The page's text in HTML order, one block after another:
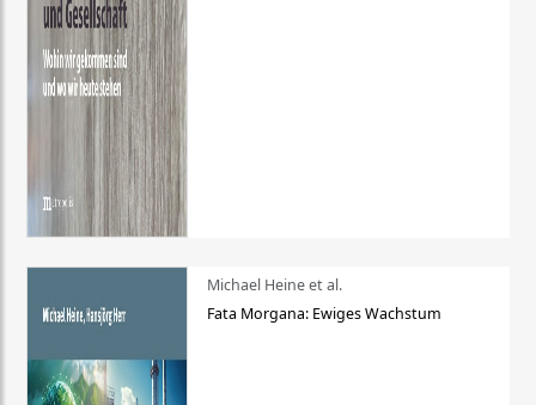
Michael Heine et al.
Fata Morgana: Ewiges Wachstum